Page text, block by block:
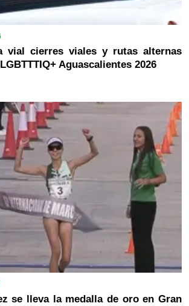
vial cierres viales y rutas alternas
Aguascalientes 2026
se lleva la medalla de oro en Gran